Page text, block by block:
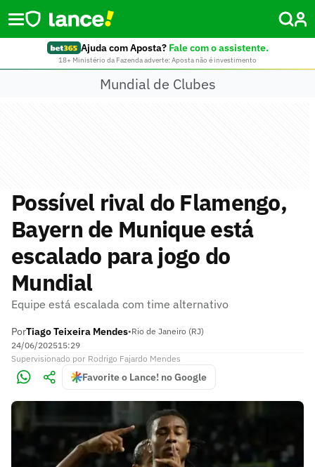
Ajuda com Aposta? Fale com o assistente.
18+ Ministério da Fazenda adverte: Aposta não é investimento
Mundial de Clubes
Possível rival do Flamengo,
Bayern de Munique está
escalado para jogo do
Mundial
Equipe está escalada com time alternativo
PorTiago Teixeira Mendes•Rio de Janeiro (RJ)
24/06/202515:29
Supervisionado por Rodrigo Fajardo Mendes
Favorite o Lance! no Google